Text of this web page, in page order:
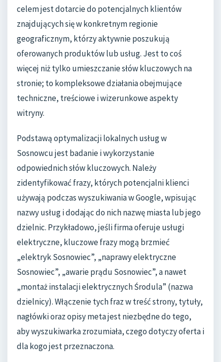
celem jest dotarcie do potencjalnych klientów
znajdujących się w konkretnym regionie
geograficznym, którzy aktywnie poszukują
oferowanych produktów lub usług. Jest to coś
więcej niż tylko umieszczanie słów kluczowych na
stronie; to kompleksowe działania obejmujące
techniczne, treściowe i wizerunkowe aspekty
witryny.
Podstawą optymalizacji lokalnych usług w
Sosnowcu jest badanie i wykorzystanie
odpowiednich słów kluczowych. Należy
zidentyfikować frazy, których potencjalni klienci
używają podczas wyszukiwania w Google, wpisując
nazwy usług i dodając do nich nazwę miasta lub jego
dzielnic. Przykładowo, jeśli firma oferuje usługi
elektryczne, kluczowe frazy mogą brzmieć
„elektryk Sosnowiec”, „naprawy elektryczne
Sosnowiec”, „awarie prądu Sosnowiec”, a nawet
„montaż instalacji elektrycznych Środula” (nazwa
dzielnicy). Włączenie tych fraz w treść strony, tytuły,
nagłówki oraz opisy meta jest niezbędne do tego,
aby wyszukiwarka zrozumiała, czego dotyczy oferta i
dla kogo jest przeznaczona.